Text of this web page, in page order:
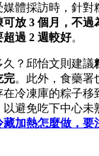
體採訪時，針對
放 3 個月，不過
過 2 週較好。
？邱怡文則建議
完。此外，食藥署
冷凍庫的粽子移
避免吃下中心未
加熱怎麼做，要